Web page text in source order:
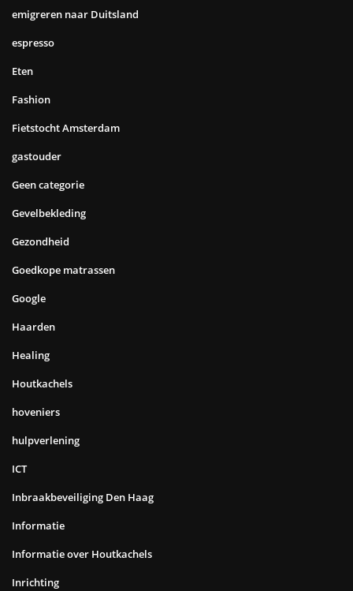
emigreren naar Duitsland
espresso
Eten
Fashion
Fietstocht Amsterdam
gastouder
Geen categorie
Gevelbekleding
Gezondheid
Goedkope matrassen
Google
Haarden
Healing
Houtkachels
hoveniers
hulpverlening
ICT
Inbraakbeveiliging Den Haag
Informatie
Informatie over Houtkachels
Inrichting